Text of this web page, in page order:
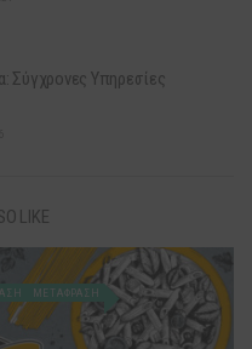
Σύγχρονες Υπηρεσίες
LIKE
ΜΕΤΑΦΡΑΣΗ